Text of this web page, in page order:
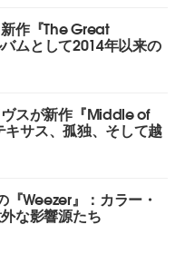
作『The Great
ムとして2014年以来の
スが新作『Middle of
サス、孤独、そして越
Weezer』：カラー・
な影響源たち